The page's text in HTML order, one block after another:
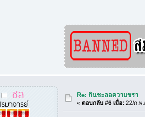
ชล
มาจารย์
Re: กินชะลอความชรา
«ตอบกลับ #6 เมื่อ: 22/ก.พ